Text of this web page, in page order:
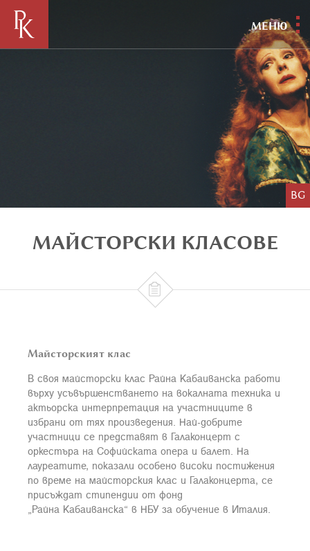
МЕНЮ
BG
МАЙСТОРСКИ КЛАСОВЕ

Майсторският клас
В своя майсторски клас Райна Кабаиванска работи
върху усъвършенстването на вокалната техника и
актьорска интерпретация на участниците в
избрани от тях произведения. Най-добрите
участници се представят в Галаконцерт с
оркестъра на Софийската опера и балет. На
лауреатите, показали особено високи постижения
по време на майсторския клас и Галаконцерта, се
присъждат стипендии от фонд
„Райна Кабаиванска“ в НБУ за обучение в Италия.